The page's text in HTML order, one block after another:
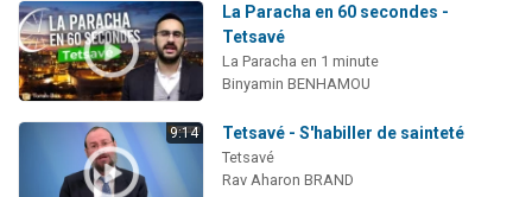
La Paracha en 60 secondes -
Tetsavé
La Paracha en 1 minute
Binyamin BENHAMOU
9:14 Tetsavé - S'habiller de sainteté
Tetsavé
Rav Aharon BRAND